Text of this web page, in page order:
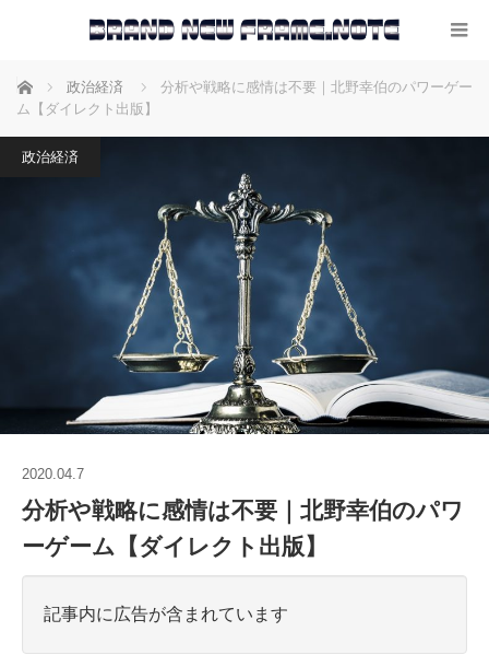
ホーム 政治経済
分析や戦略に感情は不要｜北野幸伯のパワーゲー
ム【ダイレクト出版】
政治経済
2020.04.7
分析や戦略に感情は不要｜北野幸伯のパワ
ーゲーム【ダイレクト出版】
記事内に広告が含まれています